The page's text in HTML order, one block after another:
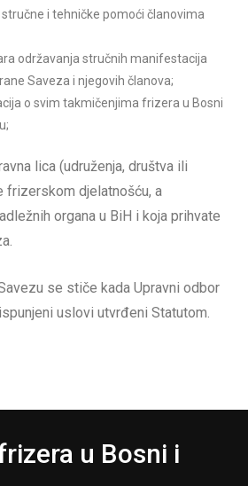
i tehničke pomoći članovima
održavanja stručnih manifestacija
Saveza i njegovih članova;
o svim takmičenjima frizera u Bosni
lica (udruženja, društva ili
frizerskom djelatnošću, a
organa u BiH i koja prihvate
se stiče kada Upravni odbor
uslovi utvrđeni Statutom.
u Bosni i